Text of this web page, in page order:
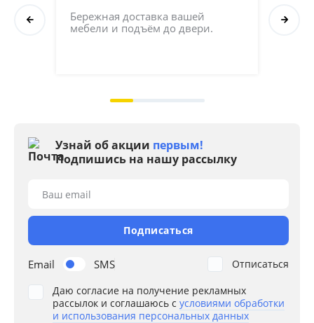
Бережная доставка вашей
мебели и подъём до двери.
Узнай об акции первым!
Подпишись на нашу рассылку
Email SMS
Ваш email
Подписаться
Даю согласие на получение рекламных
рассылок и соглашаюсь с условиями обработки
и использования персональных данных
Отписаться